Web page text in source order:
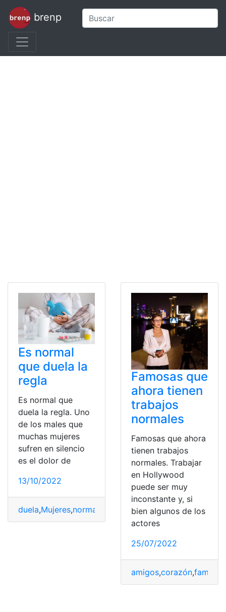
brenp
Es normal
que duela la
regla
Es normal que
duela la regla. Uno
de los males que
muchas mujeres
sufren en silencio
es el dolor de
13/10/2022
duela,Mujeres,normale Problema,Reglas
Famosas que
ahora tienen
trabajos
normales
Famosas que ahora
tienen trabajos
normales. Trabajar
en Hollywood
puede ser muy
inconstante y, si
bien algunos de los
actores
25/07/2022
amigos,corazón,famosas